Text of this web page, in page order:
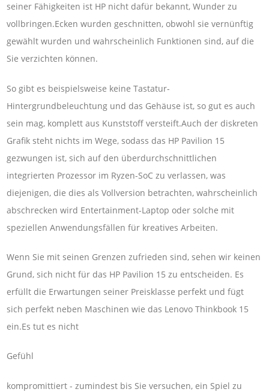
seiner Fähigkeiten ist HP nicht dafür bekannt, Wunder zu
vollbringen.Ecken wurden geschnitten, obwohl sie vernünftig
gewählt wurden und wahrscheinlich Funktionen sind, auf die
Sie verzichten können.
So gibt es beispielsweise keine Tastatur-
Hintergrundbeleuchtung und das Gehäuse ist, so gut es auch
sein mag, komplett aus Kunststoff versteift.Auch der diskreten
Grafik steht nichts im Wege, sodass das HP Pavilion 15
gezwungen ist, sich auf den überdurchschnittlichen
integrierten Prozessor im Ryzen-SoC zu verlassen, was
diejenigen, die dies als Vollversion betrachten, wahrscheinlich
abschrecken wird Entertainment-Laptop oder solche mit
speziellen Anwendungsfällen für kreatives Arbeiten.
Wenn Sie mit seinen Grenzen zufrieden sind, sehen wir keinen
Grund, sich nicht für das HP Pavilion 15 zu entscheiden. Es
erfüllt die Erwartungen seiner Preisklasse perfekt und fügt
sich perfekt neben Maschinen wie das Lenovo Thinkbook 15
ein.Es tut es nicht
Gefühl
kompromittiert - zumindest bis Sie versuchen, ein Spiel zu